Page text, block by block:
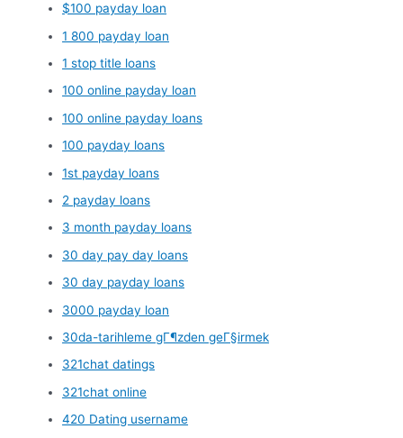
$100 payday loan
1 800 payday loan
1 stop title loans
100 online payday loan
100 online payday loans
100 payday loans
1st payday loans
2 payday loans
3 month payday loans
30 day pay day loans
30 day payday loans
3000 payday loan
30da-tarihleme gГ¶zden geГ§irmek
321chat datings
321chat online
420 Dating username